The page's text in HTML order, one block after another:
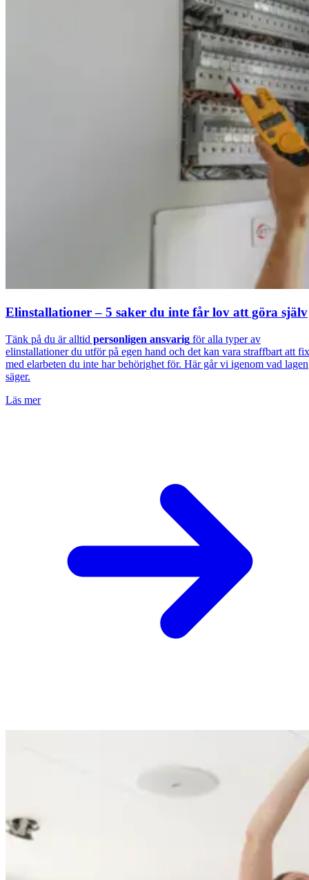
Elinstallationer – 5 saker du inte får lov att göra själv
Tänk på du är alltid personligen ansvarig för alla typer av
elinstallationer du utför på egen hand och det kan vara straffbart att
med elarbeten du inte har behörighet för. Här går vi igenom vad lagen
säger.
Läs mer